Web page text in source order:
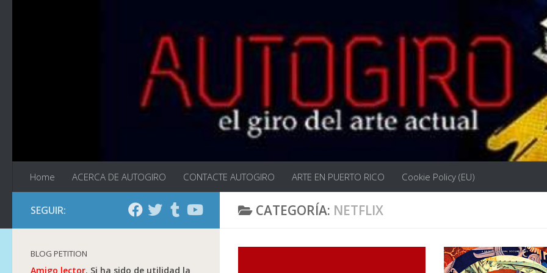
Home ACERCA DE AUTOGIRO CONTACTE AUTOGIRO ARTE EN PUERTO RICO Cookie Policy (EU)
CATEGORÍA: NETFLIX
SEGUIR:
BLOG PETITION
Amigo lector. Si ha sido de utilidad la